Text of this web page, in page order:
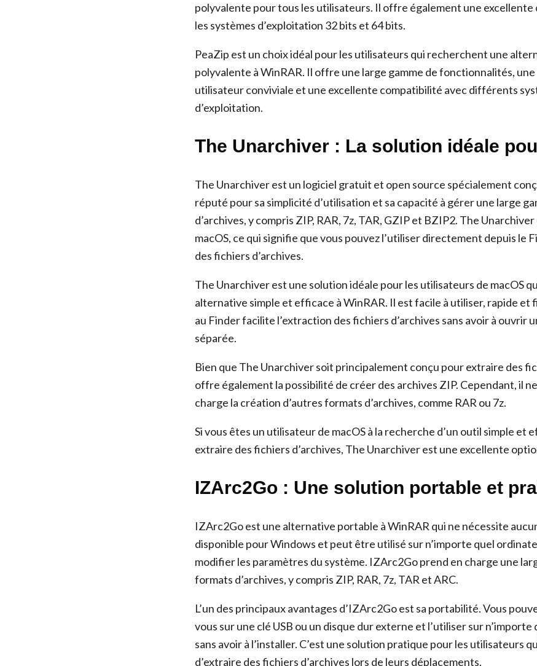
polyvalente pour tous les utilisateurs. Il offre également une
les systèmes d’exploitation 32 bits et 64 bits.
PeaZip est un choix idéal pour les utilisateurs qui recherchent une
polyvalente à WinRAR. Il offre une large gamme de fonctionnalités,
utilisateur conviviale et une excellente compatibilité avec différents
d’exploitation.
The Unarchiver : La solution idéale
The Unarchiver est un logiciel gratuit et open source spécialement
réputé pour sa simplicité d’utilisation et sa capacité à gérer une large
d’archives, y compris ZIP, RAR, 7z, TAR, GZIP et BZIP2. The
macOS, ce qui signifie que vous pouvez l’utiliser directement depuis le
des fichiers d’archives.
The Unarchiver est une solution idéale pour les utilisateurs de macOS
alternative simple et efficace à WinRAR. Il est facile à utiliser, rapide et
au Finder facilite l’extraction des fichiers d’archives sans avoir à ouvrir
séparée.
Bien que The Unarchiver soit principalement conçu pour extraire des
offre également la possibilité de créer des archives ZIP. Cependant, il
charge la création d’autres formats d’archives, comme RAR ou 7z.
Si vous êtes un utilisateur de macOS à la recherche d’un outil simple et
extraire des fichiers d’archives, The Unarchiver est une excellente
IZArc2Go : Une solution portable et
IZArc2Go est une alternative portable à WinRAR qui ne nécessite
disponible pour Windows et peut être utilisé sur n’importe quel
modifier les paramètres du système. IZArc2Go prend en charge une
formats d’archives, y compris ZIP, RAR, 7z, TAR et ARC.
L’un des principaux avantages d’IZArc2Go est sa portabilité. Vous
vous sur une clé USB ou un disque dur externe et l’utiliser sur
sans avoir à l’installer. C’est une solution pratique pour les utilisateurs
d’extraire des fichiers d’archives lors de leurs déplacements.